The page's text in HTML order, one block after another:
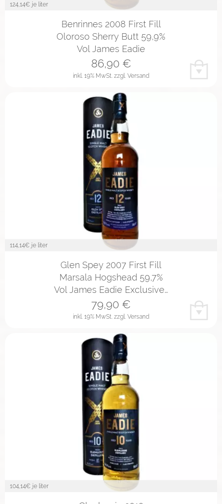
124,14€ je liter
Benrinnes 2008 First Fill
Oloroso Sherry Butt 59,9%
Vol James Eadie
inkl. 19% MwSt. zzgl. Versand
86,90€
114,14€ je liter
Glen Spey 2007 First Fill
Marsala Hogshead 59,7%
Vol James Eadie Exclusive…
inkl. 19% MwSt. zzgl. Versand
79,90 €
104,14€ je liter